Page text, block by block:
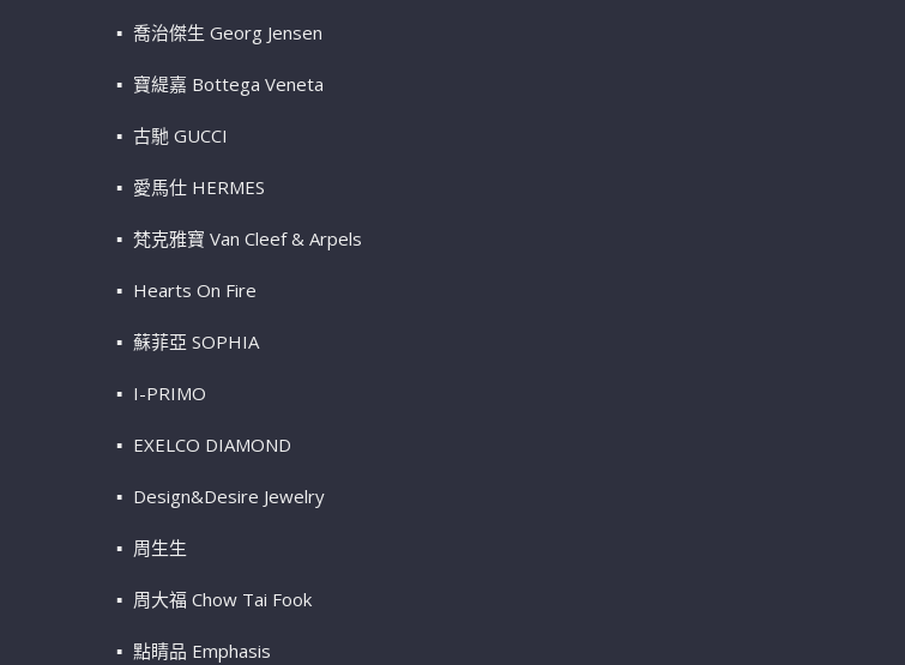
喬治傑生 Georg Jensen
寶緹嘉 Bottega Veneta
古馳 GUCCI
愛馬仕 HERMES
梵克雅寶 Van Cleef & Arpels
Hearts On Fire
蘇菲亞 SOPHIA
I-PRIMO
EXELCO DIAMOND
Design&Desire Jewelry
周生生
周大福 Chow Tai Fook
點睛品 Emphasis